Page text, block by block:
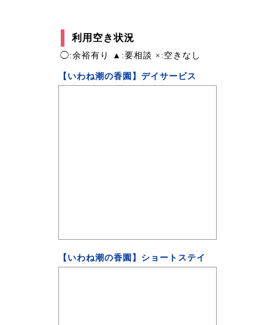
利用空き状況
◯:余裕有り ▲:要相談 ×:空きなし
【いわね潮の香園】デイサービス
【いわね潮の香園】ショートステイ